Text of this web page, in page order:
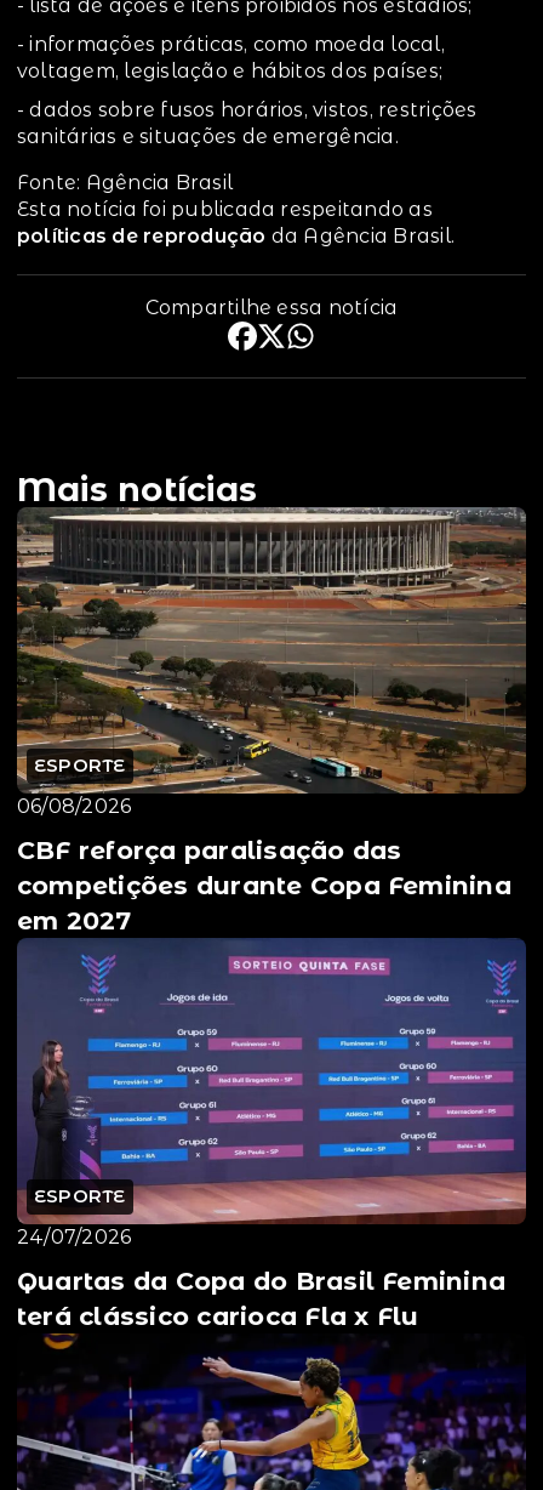
- lista de ações e itens proibidos nos estádios;
- informações práticas, como moeda local,
voltagem, legislação e hábitos dos países;
- dados sobre fusos horários, vistos, restrições
sanitárias e situações de emergência.
Fonte: Agência Brasil
Esta notícia foi publicada respeitando as
políticas de reprodução da Agência Brasil.
Compartilhe essa notícia
Mais notícias
ESPORTE
06/08/2026
CBF reforça paralisação das
competições durante Copa Feminina
em 2027
ESPORTE
24/07/2026
Quartas da Copa do Brasil Feminina
terá clássico carioca Fla x Flu